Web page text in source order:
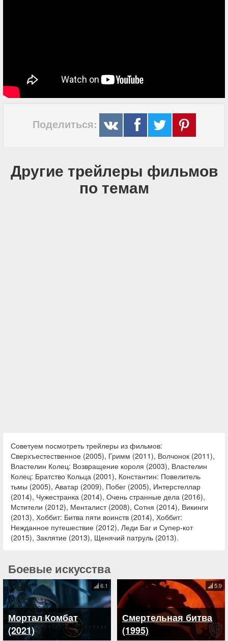
Поделиться:
Другие трейлеры фильмов
по темам
Советуем посмотреть трейлеры из фильмов:
Сверхъестественное (2005), Гримм (2011), Волчонок (2011),
Властелин Колец: Возвращение короля (2003), Властелин
Колец: Братство Кольца (2001), Константин: Повелитель
тьмы (2005), Аватар (2009), Побег (2005), Интерстеллар
(2014), Чужестранка (2014), Очень странные дела (2016),
Мстители (2012), Менталист (2008), Сотня (2014), Викинги
(2013), Хоббит: Битва пяти воинств (2014), Хоббит:
Нежданное путешествие (2012), Леди Баг и Супер-кот
(2015), Заклятие (2013), Щенячий патруль (2013).
Боевые искусства
Мортал Комбат
(2021)
6.1
Смертельная битва
(1995)
5.9